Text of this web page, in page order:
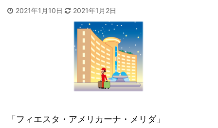
2021年1月10日 2021年1月2日
「フィエスタ・アメリカーナ・メリダ」